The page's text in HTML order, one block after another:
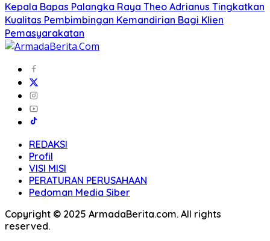
Kepala Bapas Palangka Raya Theo Adrianus Tingkatkan
Kualitas Pembimbingan Kemandirian Bagi Klien
Pemasyarakatan
REDAKSI
Profil
VISI MISI
PERATURAN PERUSAHAAN
Pedoman Media Siber
Copyright © 2025 ArmadaBerita.com. All rights
reserved.